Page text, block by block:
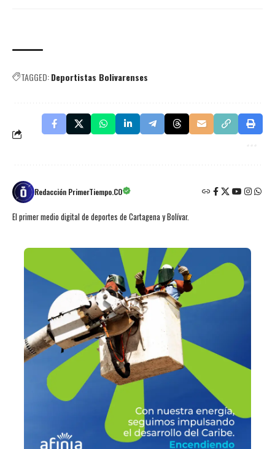
TAGGED:Deportistas Bolivarenses
Redacción PrimerTiempo.CO
El primer medio digital de deportes de Cartagena y Bolívar.